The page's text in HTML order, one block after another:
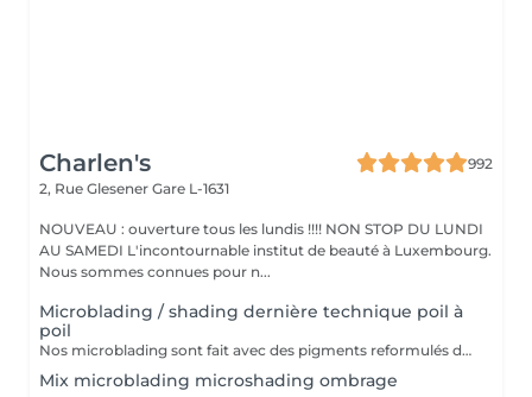
Charlen's
992
2, Rue Glesener Gare L-1631
NOUVEAU : ouverture tous les lundis !!!! NON STOP DU LUNDI
AU SAMEDI L'incontournable institut de beauté à Luxembourg.
Nous sommes connues pour n...
Microblading / shading dernière technique poil à
poil
Nos microblading sont fait avec des pigments reformulés depuis la loi du 4 janvier 2022 faites nous confiance nous travaillons avec les meilleures marques sur le marché ne vous inquiétez pas pour la couleur et technique on regardera ensemble sur place :) l'épilation au fil est incluse
Mix microblading microshading ombrage